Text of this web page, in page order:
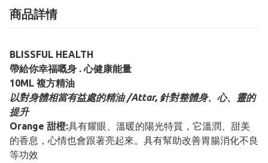
商品詳情
BLISSFUL HEALTH
帶給你幸福嘅身 . 心健康能量
10ML 複方精油
以對身體相當有益處的精油 /Attar, 針對整體身、心、靈的
提升
Orange 甜橙:具有耀眼、溫暖的陽光特質，它溫潤、甜美
的香息，心情也會跟著亮起來。具有幫助改善胃腸消化不良
等功效